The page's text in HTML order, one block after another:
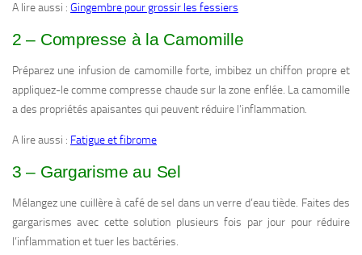
A lire aussi : Gingembre pour grossir les fessiers
2 – Compresse à la Camomille
Préparez une infusion de camomille forte, imbibez un chiffon propre et
appliquez-le comme compresse chaude sur la zone enflée. La camomille
a des propriétés apaisantes qui peuvent réduire l’inflammation.
A lire aussi : Fatigue et fibrome
3 – Gargarisme au Sel
Mélangez une cuillère à café de sel dans un verre d’eau tiède. Faites des
gargarismes avec cette solution plusieurs fois par jour pour réduire
l’inflammation et tuer les bactéries.